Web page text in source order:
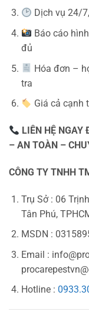
Dịch vụ 24/
Báo cáo
đủ
Hóa đơn –
tra
Giá cả cạnh
LIÊN HỆ NGAY
– AN TOÀN –
CÔNG TY TNHH
Trụ Sở : 06
Tân Phú,
MSDN :
Email :
Hotline :